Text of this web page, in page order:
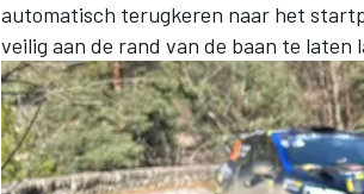
automatisch terugkeren naar het
veilig aan de rand van de baan te laten